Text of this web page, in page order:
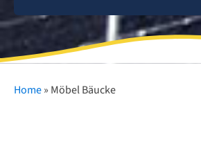
Home» Möbel Bäucke